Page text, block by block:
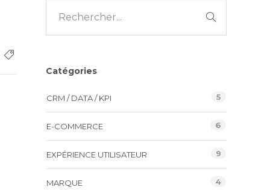
Catégories
CRM / DATA / KPI 5
E-COMMERCE 6
EXPÉRIENCE UTILISATEUR 9
MARQUE 4